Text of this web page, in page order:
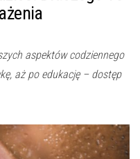
aspektów codziennego
aż po edukację – dostęp